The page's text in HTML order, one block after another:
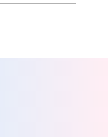
村友紀教授の研究論文
同時刺激がエピソード
する可能性を示唆